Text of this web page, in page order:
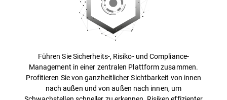
Führen Sie Sicherheits-, Risiko- und Compliance-
Management in einer zentralen Plattform zusammen.
Profitieren Sie von ganzheitlicher Sichtbarkeit von innen
nach außen und von außen nach innen, um